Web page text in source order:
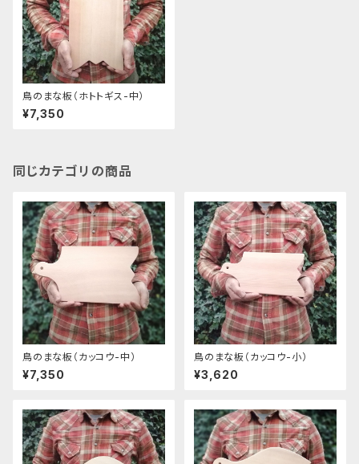
鳥のまな板（ホトトギス-中）
¥7,350
同じカテゴリの商品
鳥のまな板（カッコウ-中）
¥7,350
鳥のまな板（カッコウ-小）
¥3,620